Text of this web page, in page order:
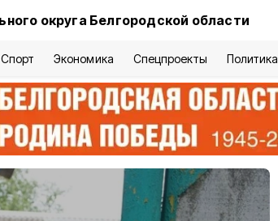
округа Белгородской области
Спорт Экономика Спецпроекты Политика